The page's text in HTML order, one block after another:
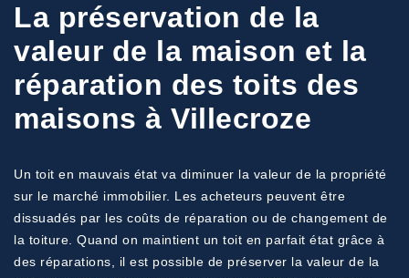
La préservation de la
valeur de la maison et la
réparation des toits des
maisons à Villecroze
Un toit en mauvais état va diminuer la valeur de la propriété
sur le marché immobilier. Les acheteurs peuvent être
dissuadés par les coûts de réparation ou de changement de
la toiture. Quand on maintient un toit en parfait état grâce à
des réparations, il est possible de préserver la valeur de la